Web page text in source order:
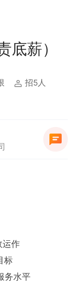
底薪）
招5人
运作
标
务水平